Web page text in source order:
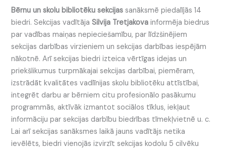
Bērnu un skolu bibliotēku sekcijassanāksmē piedalījās 14
biedri. Sekcijas vadītāja Silvija Tretjakova informēja biedrus
par vadības maiņas nepieciešamību, par līdzšinējiem
sekcijas darbības virzieniem un sekcijas darbības iespējām
nākotnē. Arī sekcijas biedri izteica vērtīgas idejas un
priekšlikumus turpmākajai sekcijas darbībai, piemēram,
izstrādāt kvalitātes vadlīnijas skolu bibliotēku attīstībai,
integrēt darbu ar bērniem citu profesionālo pasākumu
programmās, aktīvāk izmantot sociālos tīklus, iekļaut
informāciju par sekcijas darbību biedrības tīmekļvietnē u. c.
Lai arī sekcijas sanāksmes laikā jauns vadītājs netika
ievēlēts, biedri vienojās izvirzīt sekcijas kodolu 5 cilvēku